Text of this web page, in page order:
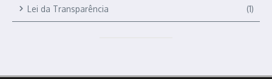
Lei da Transparência (1)